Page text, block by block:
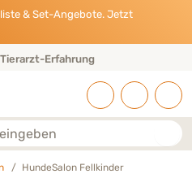
& Set-Angebote. Jetzt
Erfahrung
HundeSalon Fellkinder